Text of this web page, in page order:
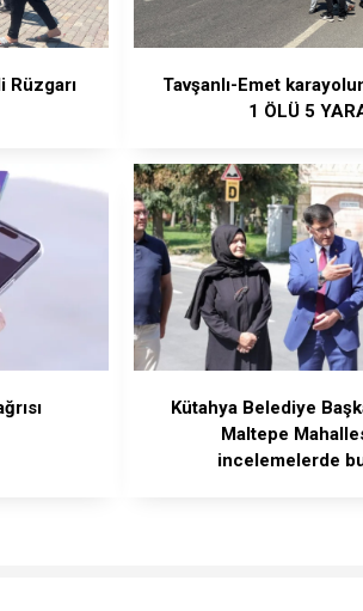
Rüzgarı
Tavşanlı-Emet
1 ÖLÜ 5
Kütahya Belediye
Maltepe
incelemelerde